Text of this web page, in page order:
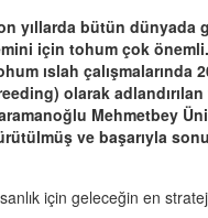
yıllarda bütün dünyada
için tohum çok önemli.
ıslah çalışmalarında
olarak
Mehmetbey
ve başarıyla
için geleceğin en